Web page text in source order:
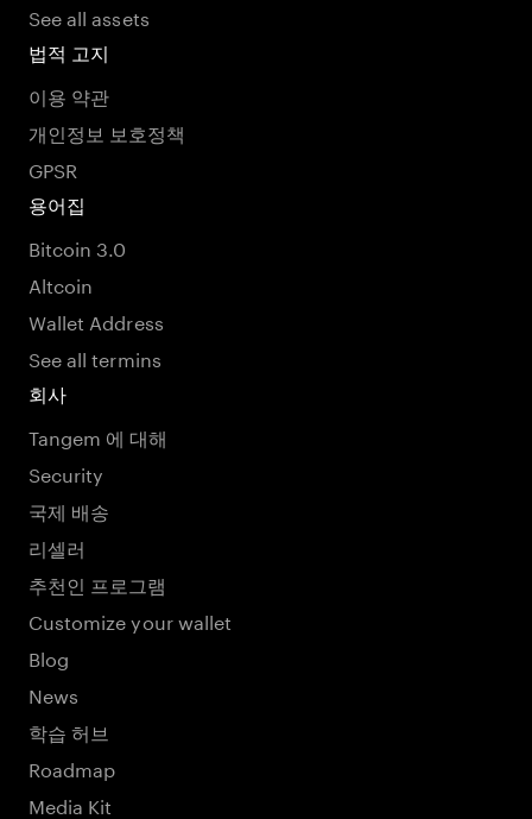
See all assets
법적 고지
이용 약관
개인정보 보호정책
GPSR
용어집
Bitcoin 3.0
Altcoin
Wallet Address
See all termins
회사
Tangem 에 대해
Security
국제 배송
리셀러
추천인 프로그램
Customize your wallet
Blog
News
학습 허브
Roadmap
Media Kit